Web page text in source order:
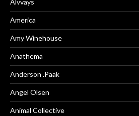
Alvvays
America
Amy Winehouse
Anathema
Anderson .Paak
Angel Olsen
Animal Collective